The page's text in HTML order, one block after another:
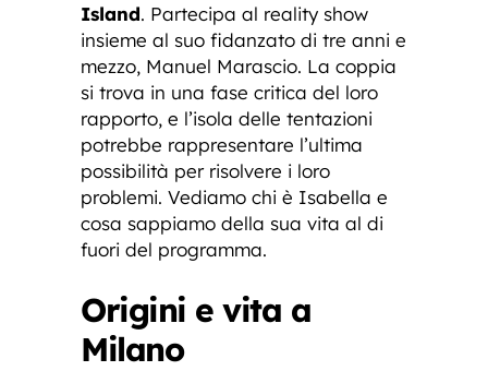
Island. Partecipa al reality show
insieme al suo fidanzato di tre anni e
mezzo, Manuel Marascio. La coppia
si trova in una fase critica del loro
rapporto, e l’isola delle tentazioni
potrebbe rappresentare l’ultima
possibilità per risolvere i loro
problemi. Vediamo chi è Isabella e
cosa sappiamo della sua vita al di
fuori del programma.
Origini e vita a
Milano